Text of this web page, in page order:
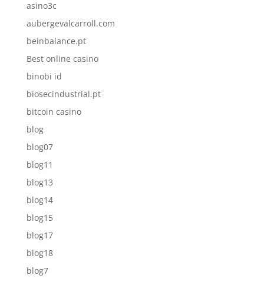
asino3c
aubergevalcarroll.com
beinbalance.pt
Best online casino
binobi id
biosecindustrial.pt
bitcoin casino
blog
blog07
blog11
blog13
blog14
blog15
blog17
blog18
blog7